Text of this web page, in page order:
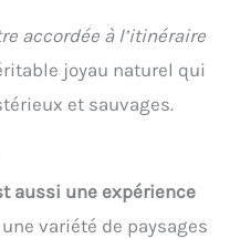
accordée à l’itinéraire
joyau naturel qui
et sauvages.
aussi une expérience
variété de paysages